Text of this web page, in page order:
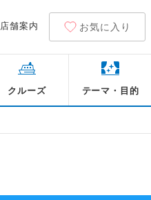
店舗案内 お気に入り
クルーズ テーマ・目的